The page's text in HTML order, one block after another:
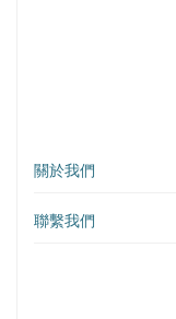
關於我們
聯繫我們